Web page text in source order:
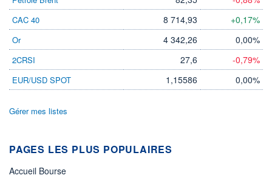
0,00 CAD
-
ÉLIGIBILITÉ
Non éligible
Boursobank
CAC 40 8 714,93 +0,17%
Or 4 342,26 0,00%
2CRSI 27,6 -0,79%
EUR/USD SPOT 1,15586 0,00%
Gérer mes listes
PAGES LES PLUS POPULAIRES
Accueil Bourse